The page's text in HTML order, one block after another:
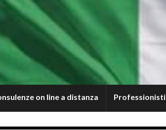
on line a distanza Professionisti